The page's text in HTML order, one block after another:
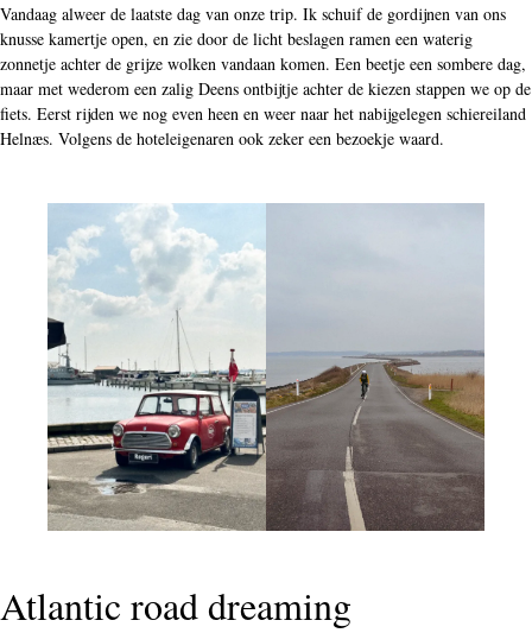
Vandaag alweer de laatste dag van onze trip. Ik schuif de gordijnen van ons
knusse kamertje open, en zie door de licht beslagen ramen een waterig
zonnetje achter de grijze wolken vandaan komen. Een beetje een sombere dag,
maar met wederom een zalig Deens ontbijtje achter de kiezen stappen we op de
fiets. Eerst rijden we nog even heen en weer naar het nabijgelegen schiereiland
Helnæs. Volgens de hoteleigenaren ook zeker een bezoekje waard.
Atlantic road dreaming